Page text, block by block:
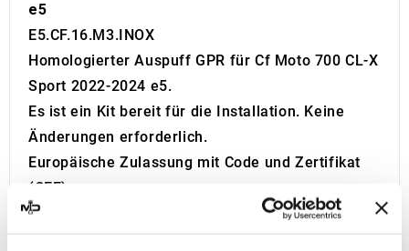
e5
E5.CF.16.M3.INOX
Homologierter Auspuff GPR für Cf Moto 700 CL-X
Sport 2022-2024 e5.
Es ist ein Kit bereit für die Installation. Keine
Änderungen erforderlich.
Europäische Zulassung mit Code und Zertifikat
(CEE).
Der Katalysator ist nicht im Kit enthalten.
Made in Italy 100%.